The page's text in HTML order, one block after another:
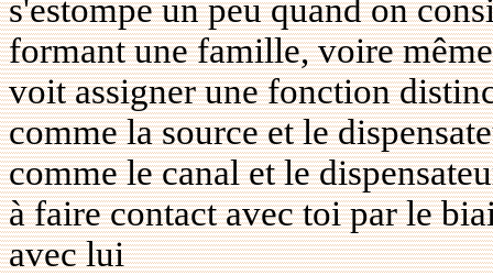
s'estompe un peu quand on
formant une famille, voire
voit assigner une fonction
comme la source et le
comme le canal et le
à faire contact avec toi par le
avec lui